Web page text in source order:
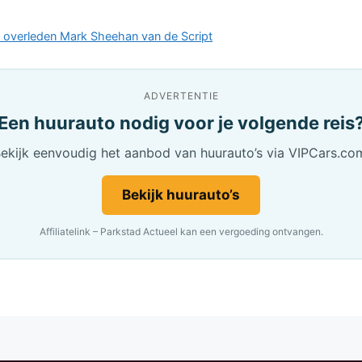
Mark Sheehan van de Script
ADVERTENTIE
huurauto nodig voor je volgende
eenvoudig het aanbod van huurauto’s via
Bekijk huurauto’s
Affiliatelink – Parkstad Actueel kan een vergoeding ontvangen.